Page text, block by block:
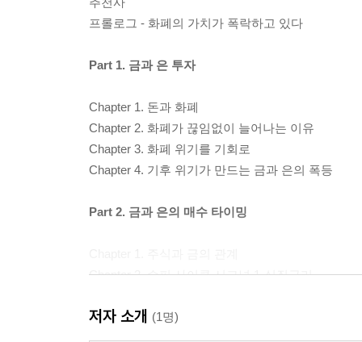
프롤로그 - 화폐의 가치가 폭락하고 있다
Part 1. 금과 은 투자
Chapter 1. 돈과 화폐
Chapter 2. 화폐가 끊임없이 늘어나는 이유
Chapter 3. 화폐 위기를 기회로
Chapter 4. 기후 위기가 만드는 금과 은의 폭등
Part 2. 금과 은의 매수 타이밍
Chapter 2. 슈퍼 사이클 시그널 1-실질금리
Chapter 4. 슈퍼 사이클 시그널 3-주식 버블 붕괴
Chapter 5. 슈퍼 사이클 시그널 4-추세추종 투자법
저자 소개 (1명)